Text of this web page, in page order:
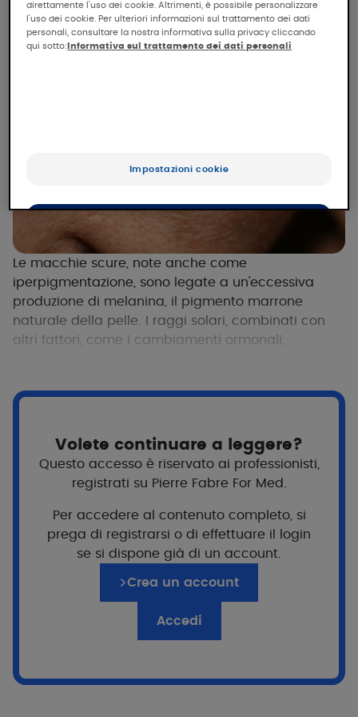
Le macchie scure, note anche come
iperpigmentazione, sono legate a un'eccessiva
produzione di melanina, il pigmento marrone
naturale della pelle. I raggi solari, combinati con
altri fattori, come i cambiamenti ormonali,
esposte, come il viso, il collo, il décolleté e il dorso
solito sono benigne e possono essere attenuate
seguendo alcune semplici regole. Tuttavia, è
importante monitorare regolarmente il loro
sviluppo per individuare il prima possibile eventuali
lesioni sospette.
4 semplici azioni quotidiane
Proteggersi
dal sole tutto l’anno
Volete continuare a leggere?
Questo accesso è riservato ai professionisti,
registrati su Pierre Fabre For Med.
Per accedere al contenuto completo, si
prega di registrarsi o di effettuare il login
se si dispone già di un account.
Crea un account
Accedi
direttamente l'uso dei cookie. Altrimenti, è possibile personalizzare
l'uso dei cookie. Per ulteriori informazioni sul trattamento dei dati
personali, consultare la nostra informativa sulla privacy cliccando
qui sotto: Informativa sul trattamento dei dati personali
Impostazioni cookie
Rifiuta tutti i cookie e chiudi
Accetta tutti i cookie